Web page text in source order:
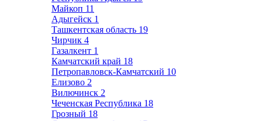
Майкоп 11
Адыгейск 1
Ташкентская область 19
Чирчик 4
Газалкент 1
Камчатский край 18
Петропавловск-Камчатский 10
Елизово 2
Вилючинск 2
Чеченская Республика 18
Грозный 18